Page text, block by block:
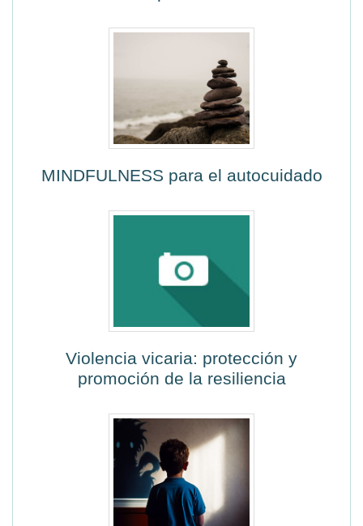
MINDFULNESS para el autocuidado
Violencia vicaria: protección y
promoción de la resiliencia